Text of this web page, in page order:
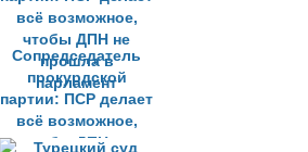
Сопредседатель
прокурдской
партии: ПСР делает
всё возможное,
чтобы ДПН не